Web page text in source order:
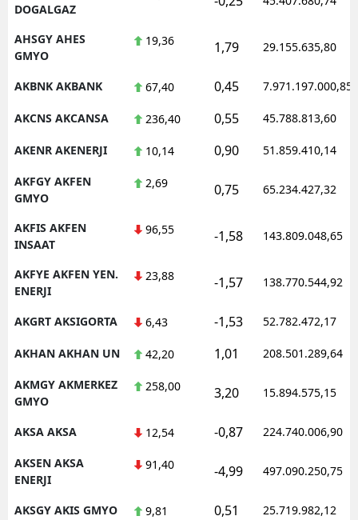
DOGALGAZ
AHSGY AHES
GMYO
19,36 1,79 29.155.635,80
AKBNK AKBANK 67,40 0,45 7.971.197.000,85
AKCNS AKCANSA 236,40 0,55 45.788.813,60
AKENR AKENERJI 10,14 0,90 51.859.410,14
AKFGY AKFEN
GMYO
2,69 0,75 65.234.427,32
AKFIS AKFEN
INSAAT
96,55 -1,58 143.809.048,65
AKFYE AKFEN YEN.
ENERJI
23,88 -1,57 138.770.544,92
AKGRT AKSIGORTA 6,43 -1,53 52.782.472,17
AKHAN AKHAN UN 42,20 1,01 208.501.289,64
AKMGY AKMERKEZ
GMYO
258,00 3,20 15.894.575,15
AKSA AKSA 12,54 -0,87 224.740.006,90
AKSEN AKSA
ENERJI
91,40 -4,99 497.090.250,75
AKSGY AKIS GMYO 9,81 0,51 25.719.982,12